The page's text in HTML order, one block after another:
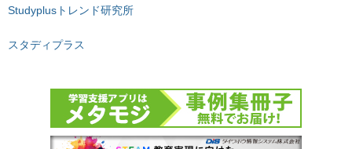
Studyplusトレンド研究所
スタディプラス